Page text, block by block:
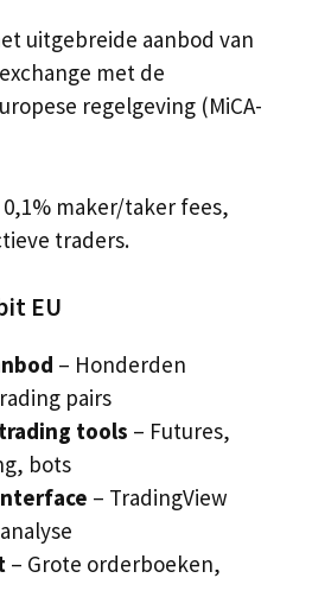
uitgebreide aanbod van
met de
regelgeving (MiCA-
maker/taker fees,
traders.
EU
– Honderden
pairs
tools – Futures,
bots
– TradingView
– Grote orderboeken,